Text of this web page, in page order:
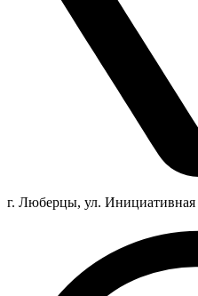
г. Люберцы, ул. Инициативная